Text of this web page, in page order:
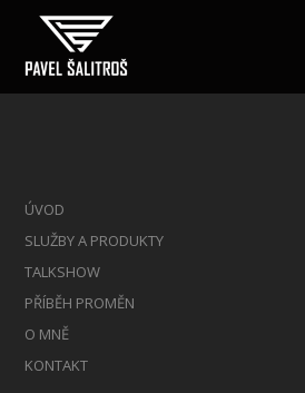
ÚVOD
SLUŽBY A PRODUKTY
TALKSHOW
PŘÍBĚH PROMĚN
O MNĚ
KONTAKT